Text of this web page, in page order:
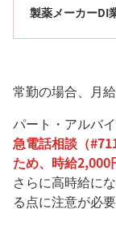
製薬メーカーDI
常勤の場合、月
パート・アルバ
急電話相談（
ため、時給2,000
さらに高時給に
る点に注意が必要